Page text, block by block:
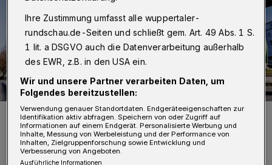
Der historische Bus an der Schwebebahn.
Foto: Joerg Illigen
Ihre Zustimmung umfasst alle wuppertaler-
rundschau.de-Seiten und schließt gem. Art. 49 Abs. 1 S.
1 lit. a DSGVO auch die Datenverarbeitung außerhalb
des EWR, z.B. in den USA ein.
Wir und unsere Partner verarbeiten Daten, um
Folgendes bereitzustellen:
Verwendung genauer Standortdaten. Endgeräteeigenschaften zur
Identifikation aktiv abfragen. Speichern von oder Zugriff auf
Informationen auf einem Endgerät. Personalisierte Werbung und
Inhalte, Messung von Werbeleistung und der Performance von
Inhalten, Zielgruppenforschung sowie Entwicklung und
Verbesserung von Angeboten.
Ausführliche Informationen